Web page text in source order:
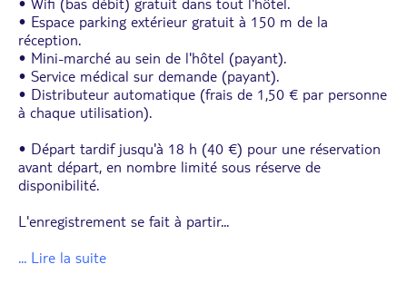
• Espace parking extérieur gratuit à 150 m de la
réception.
• Mini-marché au sein de l'hôtel (payant).
• Service médical sur demande (payant).
• Distributeur automatique (frais de 1,50 € par personne
à chaque utilisation).
• Départ tardif jusqu'à 18 h (40 €) pour une réservation
avant départ, en nombre limité sous réserve de
disponibilité.
L'enregistrement se fait à partir...
... Lire la suite